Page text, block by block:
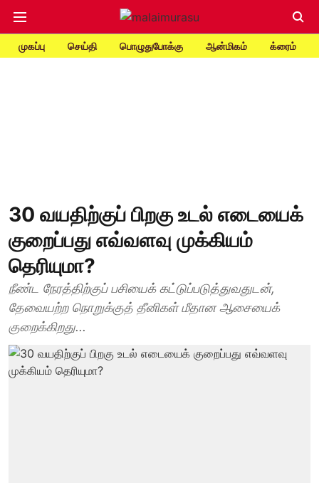
முகப்பு செய்தி பொழுதுபோக்கு ஆன்மிகம் க்ரைம்
30 வயதிற்குப் பிறகு உடல் எடையைக்
குறைப்பது எவ்வளவு முக்கியம்
தெரியுமா?
நீண்ட நேரத்திற்குப் பசியைக் கட்டுப்படுத்துவதுடன்,
தேவையற்ற நொறுக்குத் தீனிகள் மீதான ஆசையைக்
குறைக்கிறது...